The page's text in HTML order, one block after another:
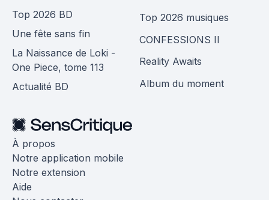
Top 2026 BD
Une fête sans fin
La Naissance de Loki -
One Piece, tome 113
Actualité BD
Top 2026 musiques
CONFESSIONS II
Reality Awaits
Album du moment
À propos
Notre application mobile
Notre extension
Aide